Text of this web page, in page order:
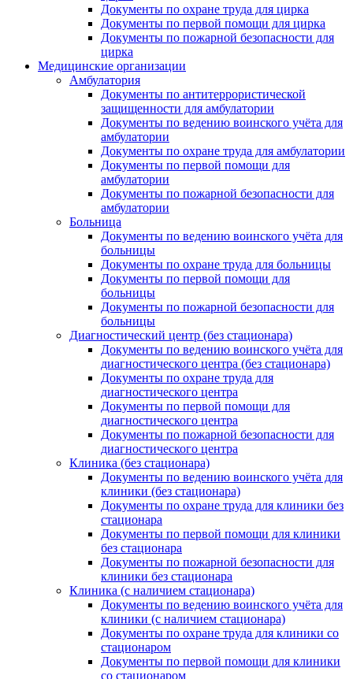
Документы по охране труда для цирка
Документы по первой помощи для цирка
Документы по пожарной безопасности для
цирка
Медицинские организации
Амбулатория
Документы по антитеррористической
защищенности для амбулатории
Документы по ведению воинского учёта для
амбулатории
Документы по охране труда для амбулатории
Документы по первой помощи для
амбулатории
Документы по пожарной безопасности для
амбулатории
Больница
Документы по ведению воинского учёта для
больницы
Документы по охране труда для больницы
Документы по первой помощи для
больницы
Документы по пожарной безопасности для
больницы
Диагностический центр (без стационара)
Документы по ведению воинского учёта для
диагностического центра (без стационара)
Документы по охране труда для
диагностического центра
Документы по первой помощи для
диагностического центра
Документы по пожарной безопасности для
диагностического центра
Клиника (без стационара)
Документы по ведению воинского учёта для
клиники (без стационара)
Документы по охране труда для клиники без
стационара
Документы по первой помощи для клиники
без стационара
Документы по пожарной безопасности для
клиники без стационара
Клиника (с наличием стационара)
Документы по ведению воинского учёта для
клиники (с наличием стационара)
Документы по охране труда для клиники со
стационаром
Документы по первой помощи для клиники
со стационаром